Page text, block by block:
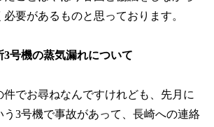
要があるものと思っております。
号機の蒸気漏れについて
でお尋ねなんですけれども、先月に
う3号機で事故があって、長崎への連絡